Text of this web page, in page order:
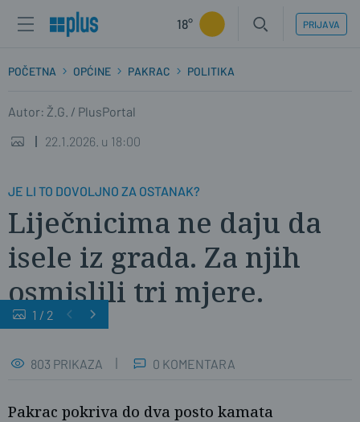
18° PRIJAVA
POČETNA OPĆINE PAKRAC POLITIKA
Autor: Ž.G. / PlusPortal
22.1.2026. u 18:00
JE LI TO DOVOLJNO ZA OSTANAK?
Liječnicima ne daju da
isele iz grada. Za njih
osmislili tri mjere.
1 / 2
803 PRIKAZA 0 KOMENTARA
Pakrac pokriva do dva posto kamata